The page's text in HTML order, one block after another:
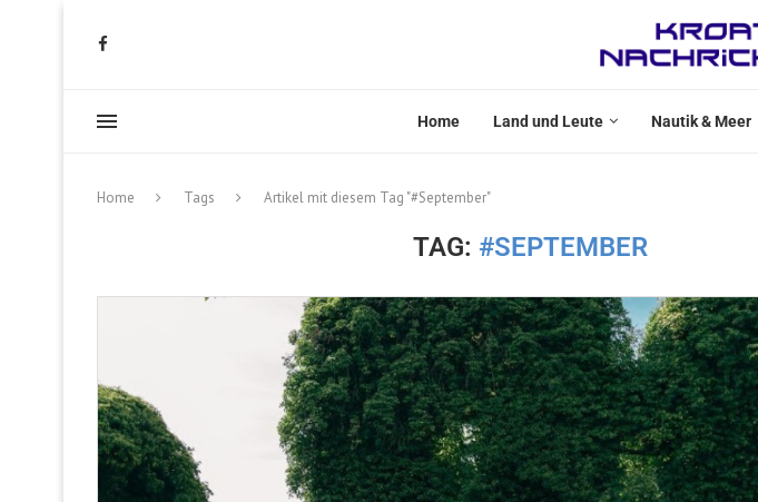
Home Land und Leute Nautik & Meer
Home Tags Artikel mit diesem Tag "#September"
TAG:#SEPTEMBER